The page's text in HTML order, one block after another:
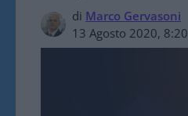
di Marco Gervasoni
13 Agosto 2020, 8:20